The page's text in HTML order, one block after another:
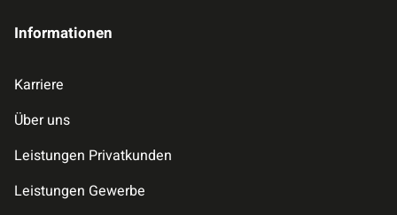
Informationen
Karriere
Über uns
Leistungen Privatkunden
Leistungen Gewerbe